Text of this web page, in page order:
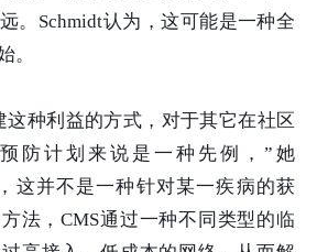
。Schmidt认为，这可能是一种全
。
这种利益的方式，对于其它在社区
防计划来说是一种先例，”她
这并不是一种针对某一疾病的获
法，CMS通过一种不同类型的临